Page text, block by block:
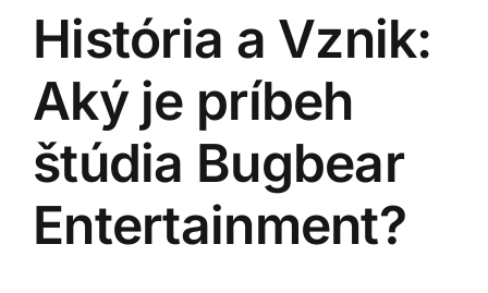
História a Vznik:
Aký je príbeh
štúdia Bugbear
Entertainment?